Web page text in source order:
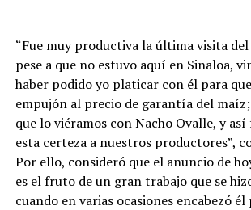
“Fue muy productiva la última visita
pese a que no estuvo aquí en Sinaloa,
haber podido yo platicar con él para
empujón al precio de garantía del
que lo viéramos con Nacho Ovalle, y
esta certeza a nuestros productores”,
Por ello, consideró que el anuncio de
es el fruto de un gran trabajo que se
cuando en varias ocasiones encabezó